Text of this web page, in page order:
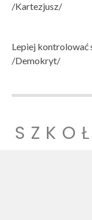
/Kartezjusz/
Lepiej kontrolować
/Demokryt/